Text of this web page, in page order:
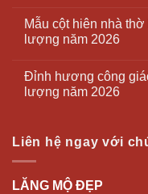
Mẫu cột hiên nhà
lượng năm 2026
Đỉnh hương công
lượng năm 2026
Liên hệ ngay với
LĂNG MỘ ĐẸP